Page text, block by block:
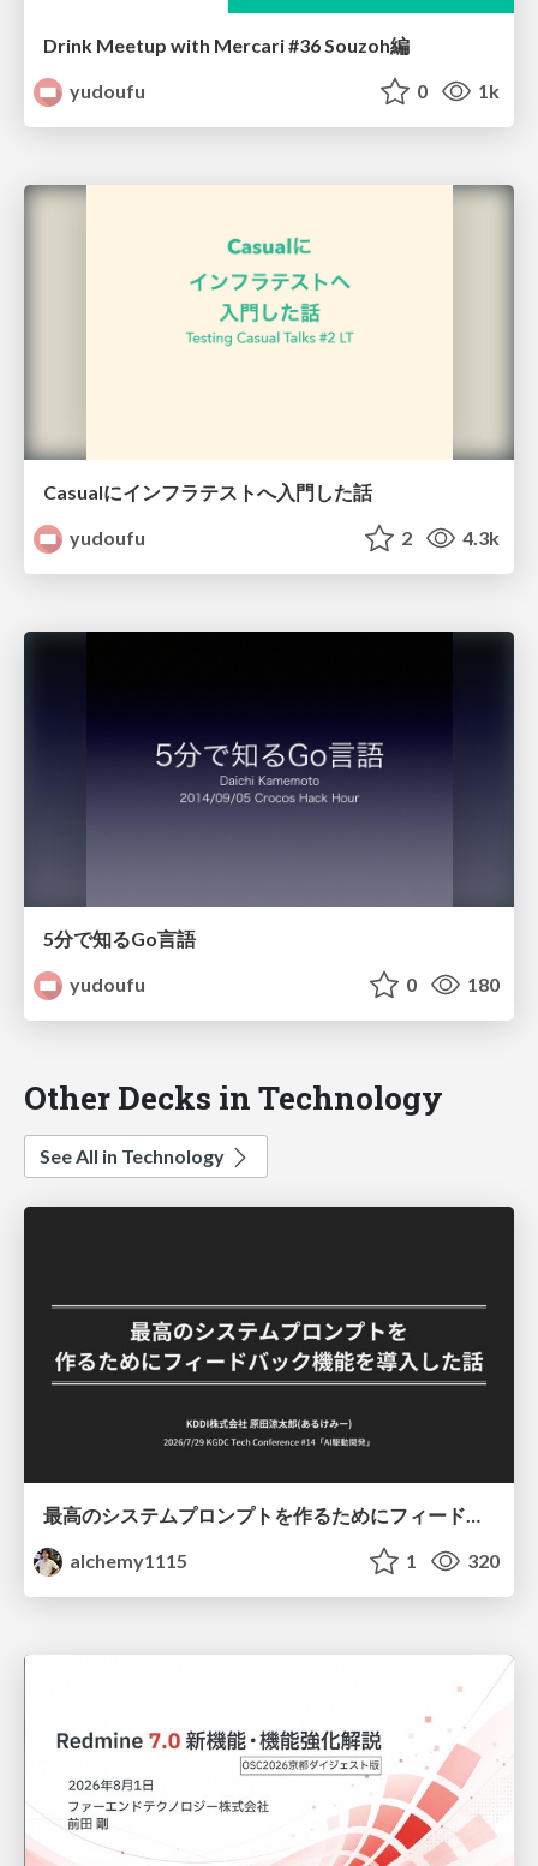
Drink Meetup with Mercari #36 Souzoh編
yudoufu
0 1k
Casualにインフラテストへ入門した話
yudoufu
2 4.3k
5分で知るGo言語
yudoufu
0 180
Other Decks in Technology
See All in Technology
最高のシステムプロンプトを作るためにフィードバック機能を導入した話
alchemy1115
1 320